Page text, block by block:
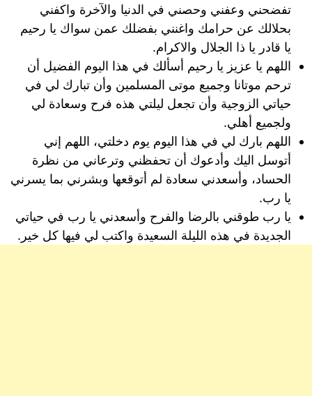
تفضحني وعفني وحصني في الدنيا والآخرة واكفني
بحلالك عن حرامك واغنني بفضلك عمن سواك يا رحيم
يا قادر يا ذا الجلال والاكرام.
اللهم يا عزيز يا رحيم أسألك في هذا اليوم الفضيل أن
ترحم موتانا وجميع موتى المسلمين وأن تبارك لي في
حياتي الزوجية وأن تجعل ليلتي هذه فرح وسعادة لي
ولجميع أهلي.
اللهم بارك لي في هذا اليوم يوم دخلتي، اللهم إني
أتوسل اليك وأدعوك أن تحفظني وترعاني من نظرة
الحساد، وأسعدني سعادة لم أتوقعها وبشرني بما يسرني
يا رب.
يا رب طوقني بالرضا والفرح وأسعدني يا رب في حياتي
الجديدة في هذه الليلة السعيدة واكتب لي فيها كل خير.